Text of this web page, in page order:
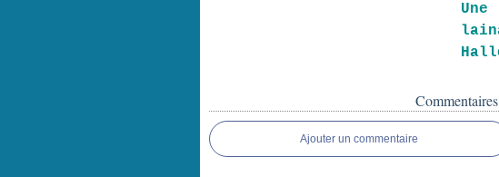
Commentaires
Ajouter un commentaire